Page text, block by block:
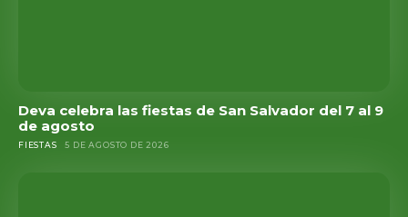
Deva celebra las fiestas de San Salvador del 7 al 9
de agosto
FIESTAS 5 DE AGOSTO DE 2026